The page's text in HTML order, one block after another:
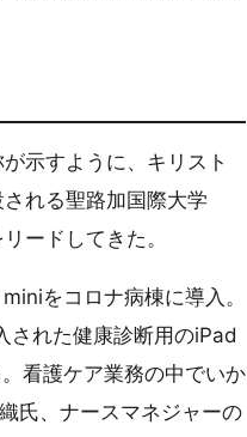
示すように、キリスト
れる聖路加国際大学
ードしてきた。
をコロナ病棟に導入。
された健康診断用のiPad
看護ケア業務の中でいか
氏、ナースマネジャーの